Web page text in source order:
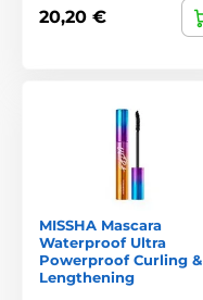
20,20 €
MISSHA Mascara
Waterproof Ultra
Powerproof Curling &
Lengthening